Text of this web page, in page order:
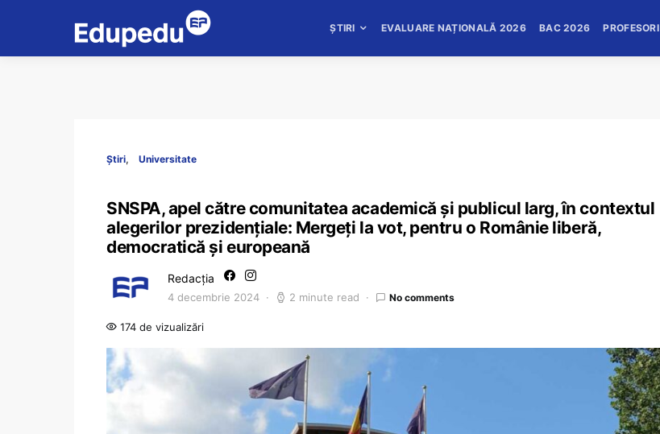
ȘTIRI EVALUARE NAȚIONALĂ 2026 BAC 2026 PROFESORI
Știri Universitate
SNSPA, apel către comunitatea academică și publicul larg, în contextul
alegerilor prezidențiale: Mergeți la vot, pentru o Românie liberă,
democratică și europeană
Redacția
4 decembrie 2024 2 minute read No comments
174 de vizualizări